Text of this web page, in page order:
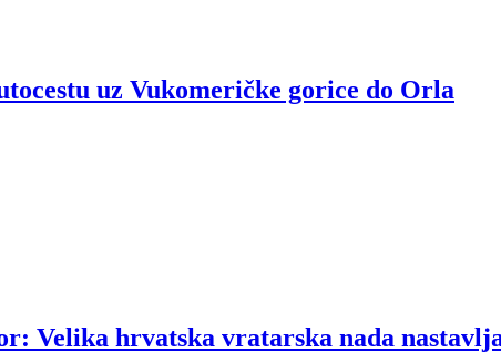
uz Vukomeričke gorice do Orla
Velika hrvatska vratarska nada